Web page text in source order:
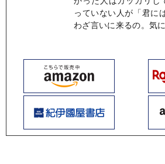
っていない人が「君に
わざ言いに来るの。気